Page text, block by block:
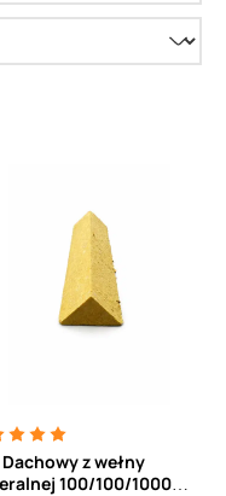
z wełny
100/100/1000